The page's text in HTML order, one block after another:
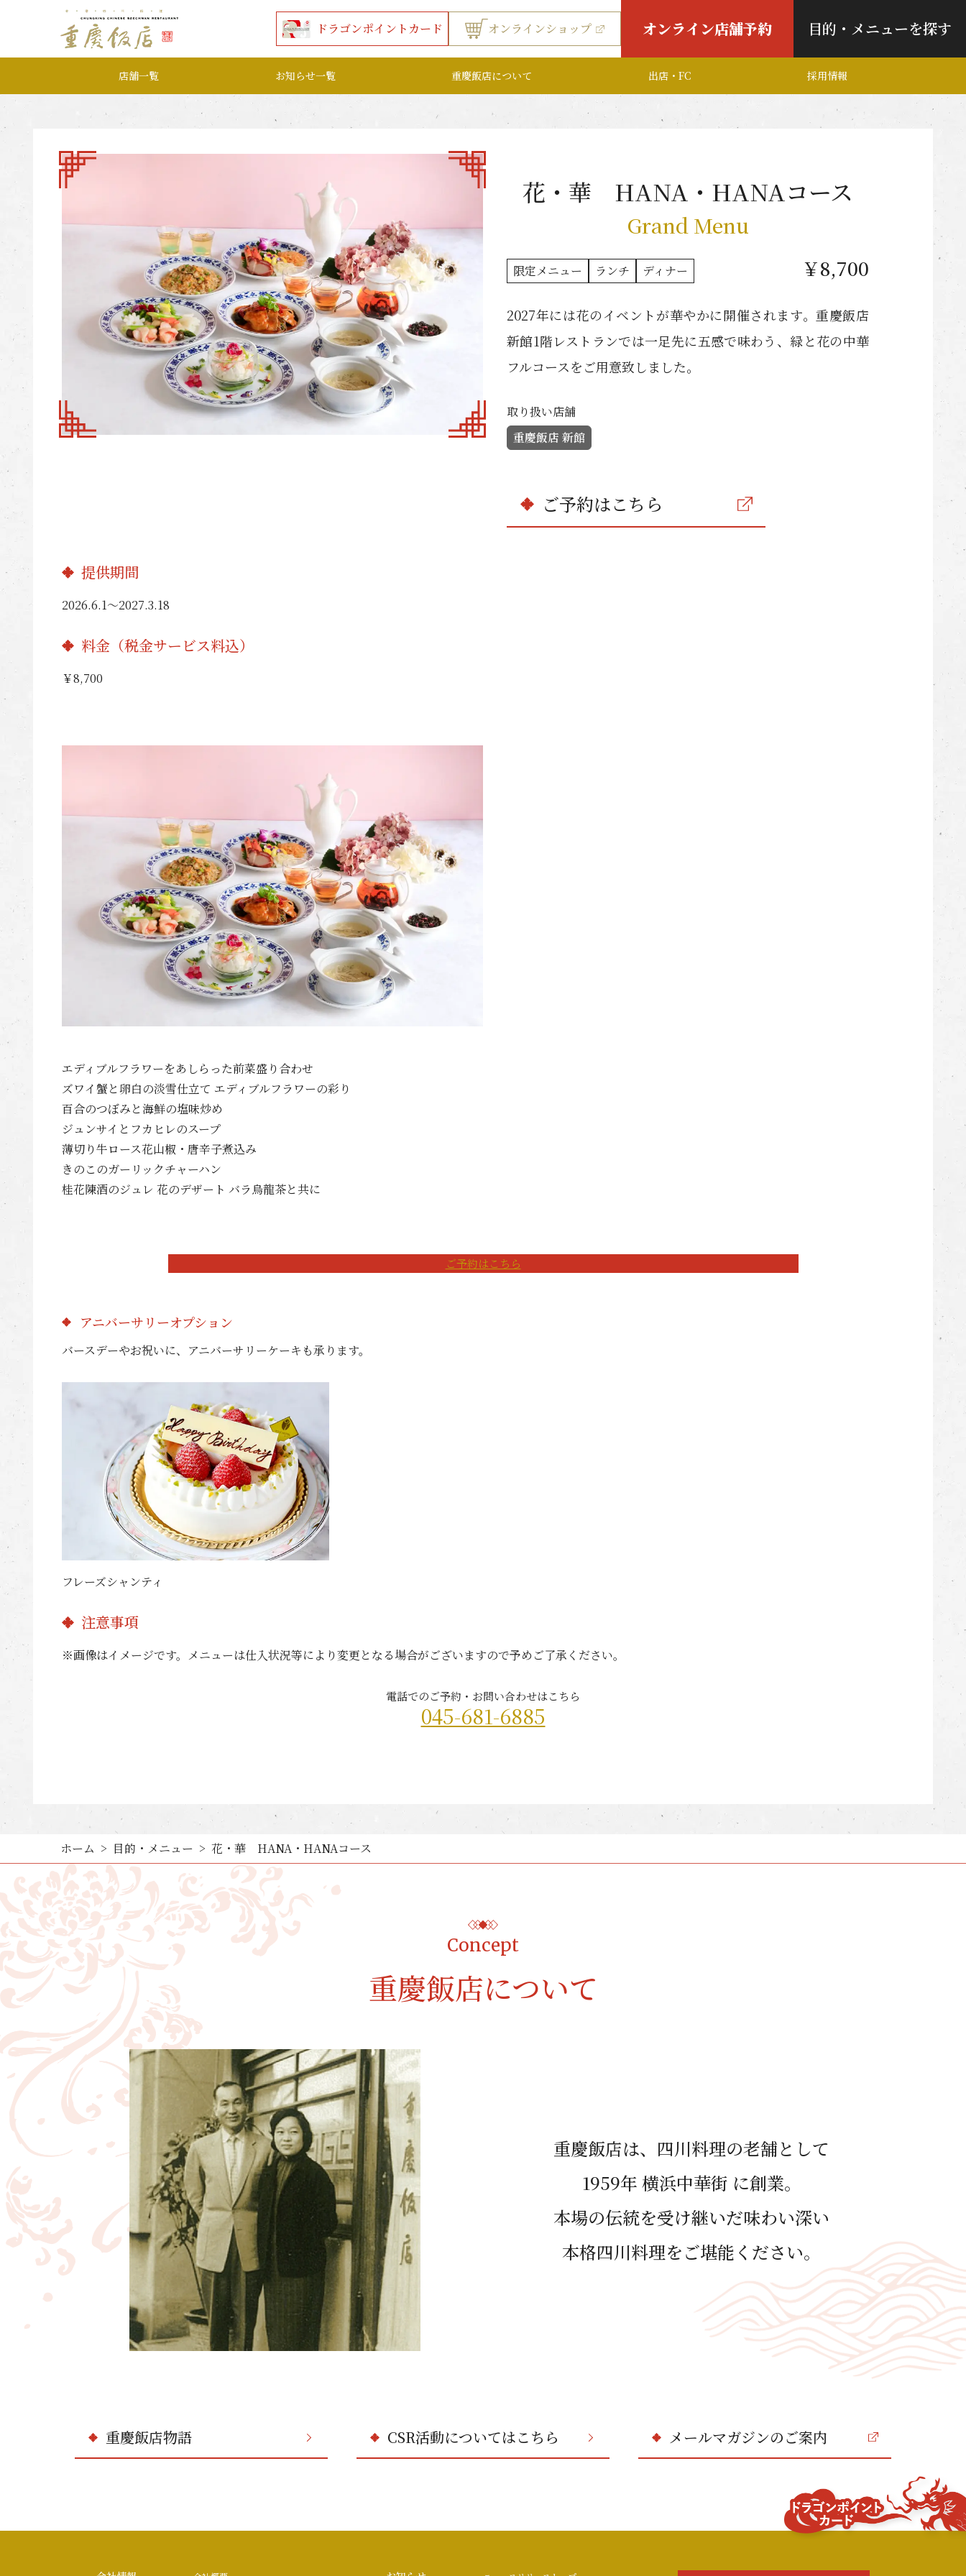
本文へ移動する
ドラゴンポイントカード オンラインショップ オンライン店舗予約 目的・メニューを探す
店舗一覧 お知らせ一覧 重慶飯店について 出店・FC 採用情報
花・華 HANA・HANAコース
Grand Menu
限定メニュー ランチ ディナー ￥8,700
2027年には花のイベントが華やかに開催されます。重慶飯店
新館1階レストランでは一足先に五感で味わう、緑と花の中華
フルコースをご用意致しました。
取り扱い店舗
重慶飯店 新館
ご予約はこちら
提供期間
2026.6.1〜2027.3.18
料金（税金サービス料込）
￥8,700
エディブルフラワーをあしらった前菜盛り合わせ
ズワイ蟹と卵白の淡雪仕立て エディブルフラワーの彩り
百合のつぼみと海鮮の塩味炒め
ジュンサイとフカヒレのスープ
薄切り牛ロース花山椒・唐辛子煮込み
きのこのガーリックチャーハン
桂花陳酒のジュレ 花のデザート バラ烏龍茶と共に
ご予約はこちら
アニバーサリーオプション
バースデーやお祝いに、アニバーサリーケーキも承ります。
フレーズシャンティ
注意事項
※画像はイメージです。メニューは仕入状況等により変更となる場合がございますので予めご了承ください。
電話でのご予約・お問い合わせはこちら
045-681-6885
ホーム 目的・メニュー 花・華 HANA・HANAコース
Concept
重慶飯店について
重慶飯店は、四川料理の⽼舗として
1959年 横浜中華街 に創業。
本場の伝統を受け継いだ味わい深い
本格四川料理をご堪能ください。
重慶飯店物語 CSR活動についてはこちら メールマガジンのご案内
ドラゴンポイ
ント
カード